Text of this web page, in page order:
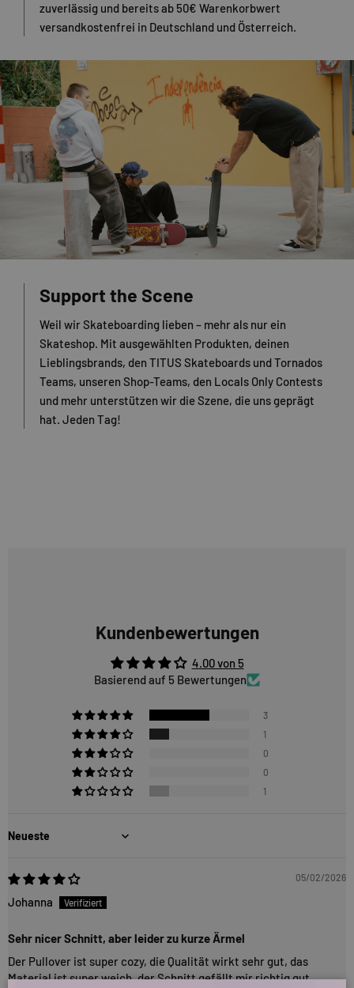
zuverlässig und bereits ab 50€ Warenkorbwert
versandkostenfrei in Deutschland und Österreich.
Support the Scene
Weil wir Skateboarding lieben – mehr als nur ein
Skateshop. Mit ausgewählten Produkten, deinen
Lieblingsbrands, den TITUS Skateboards und Tornados
Teams, unseren Shop-Teams, den Locals Only Contests
und mehr unterstützen wir die Szene, die uns geprägt
hat. Jeden Tag!
Kundenbewertungen
4.00 von 5
Basierend auf 5 Bewertungen
3
1
0
0
1
Sort by
05/02/2026
Johanna
Sehr nicer Schnitt, aber leider zu kurze Ärmel
Der Pullover ist super cozy, die Qualität wirkt sehr gut, das
Material ist super weich, der Schnitt gefällt mir richtig gut,